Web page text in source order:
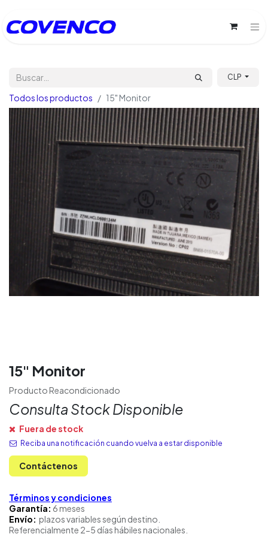
CLP
Todos los productos 15" Monitor
15" Monitor
Producto Reacondicionado
Consulta Stock Disponible
Fuera de stock
Reciba una notificación cuando vuelva a estar disponible
Contáctenos
Términos y condiciones
Garantía: 6 meses
Envío: plazos variables según destino.
Referencialmente 2-5 días hábiles nacionales.